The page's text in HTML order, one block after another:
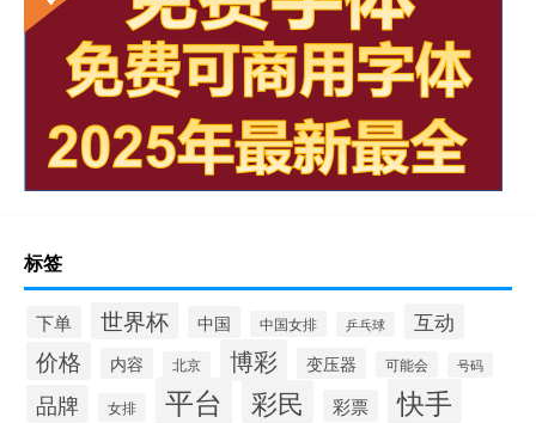
标签
下单 世界杯 中国 中国女排 乒乓球 互动
价格 内容 北京 博彩 变压器 可能会 号码
品牌 女排 平台 彩民 彩票 快手